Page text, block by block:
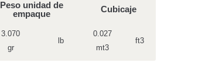
Peso unidad de
empaque
Cubicaje
3.070
gr
lb
0.027
mt3
ft3